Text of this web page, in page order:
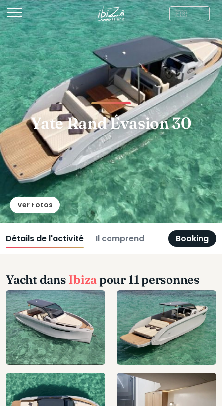
Yate Rand Évasion 30
Ver Fotos
Détails de l'activité Il comprend Booking
Yacht dans Ibizapour 11 personnes